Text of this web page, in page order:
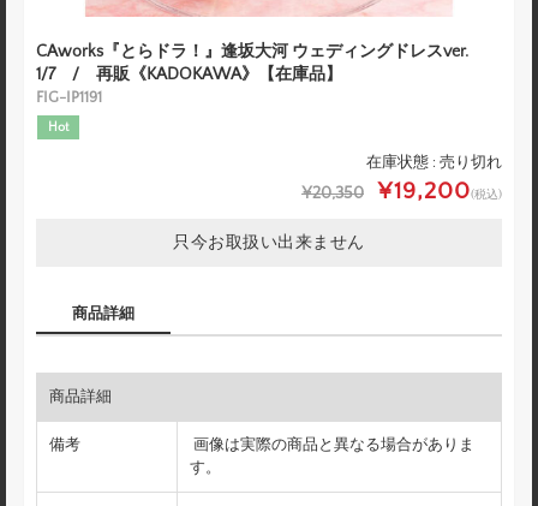
CAworks『とらドラ！』逢坂大河 ウェディングドレスver.
1/7 / 再販《KADOKAWA》【在庫品】
FIG-IP1191
Hot
在庫状態 : 売り切れ
¥20,350 ¥19,200(税込)
只今お取扱い出来ません
商品詳細
商品詳細
備考
画像は実際の商品と異なる場合がありま
す。